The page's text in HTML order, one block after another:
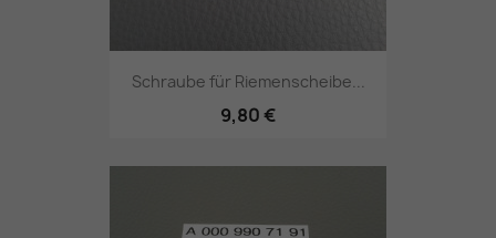
Schraube für Riemenscheibe...
9,80 €